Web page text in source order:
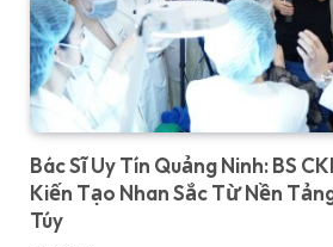
Bác Sĩ Uy Tín Quảng Ninh: BS
Kiến Tạo Nhan Sắc Từ Nền
Túy